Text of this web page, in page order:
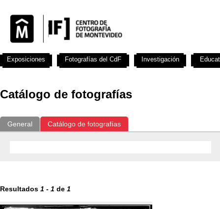
Catálogo de fotografías
General Catálogo de fotografías
Resultados 1 - 1 de 1
Exposiciones Fotografías del CdF Investigación